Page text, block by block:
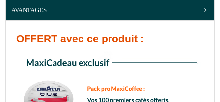
AVANTAGES
OFFERT avec ce produit :